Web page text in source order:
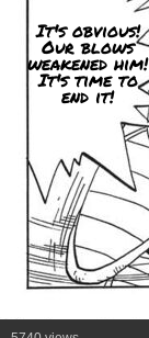
It's obvious!
Our blows
weakened him!
It's time to
end it!